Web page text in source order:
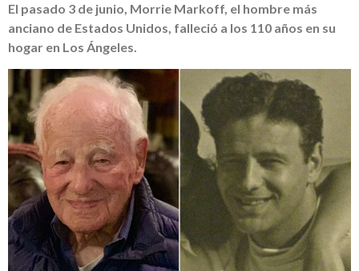
El pasado 3 de junio, Morrie Markoff, el hombre más
anciano de Estados Unidos, falleció a los 110 años en su
hogar en Los Ángeles.